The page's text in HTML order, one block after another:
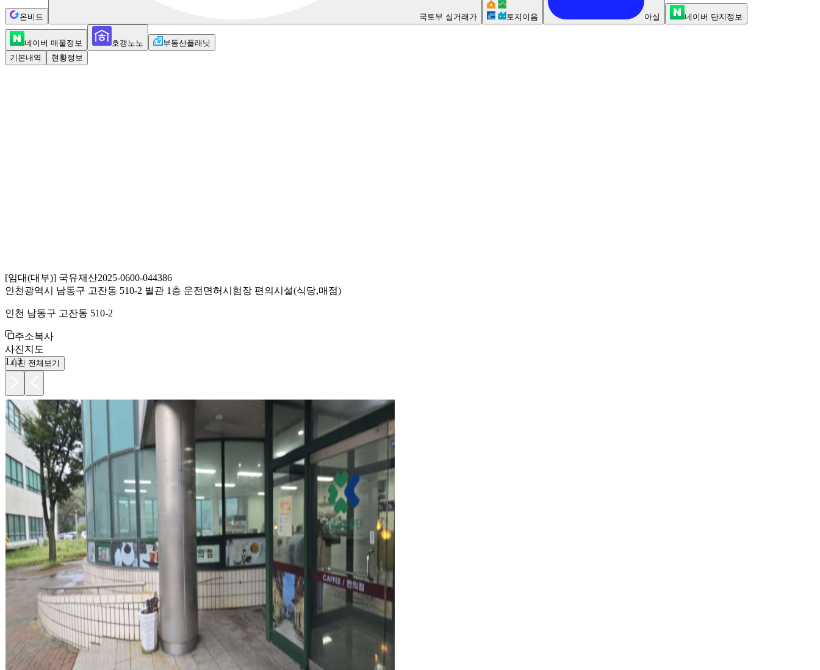
온비드 국토부 실거래가 토지이음 아실 네이버 단지정보
네이버 매물정보 호갱노노
부동산플래닛
기본내역
현황정보
[임대(대부)] 국유재산2025-0600-044386
인천광역시 남동구 고잔동 510-2 별관 1층 운전면허시험장 편의시설(식당,매점)
인천 남동구 고잔동 510-2
주소복사
사진지도
1 /3
사진 전체보기